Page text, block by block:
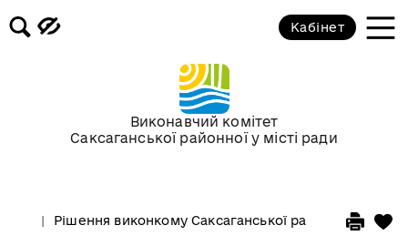
Виконавчий комітет
Саксаганської районної у місті ради
Кабінет
Рішення виконкому Саксаганської районної у місті
Засідання за 2015 рік
Засідання за 2014 рік
Засідання за 2013 рік
Засідання за 2011